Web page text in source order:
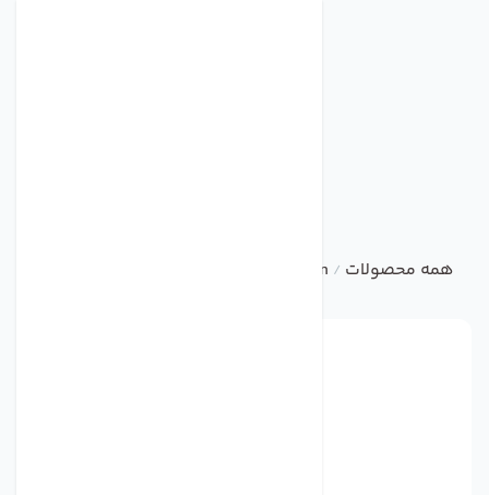
همه محصولات /
ebm